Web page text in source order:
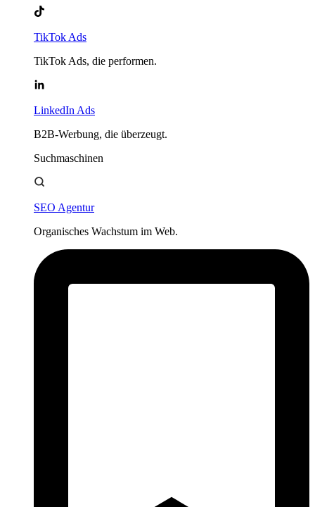
TikTok Ads
TikTok Ads, die performen.
LinkedIn Ads
B2B-Werbung, die überzeugt.
Suchmaschinen
SEO Agentur
Organisches Wachstum im Web.